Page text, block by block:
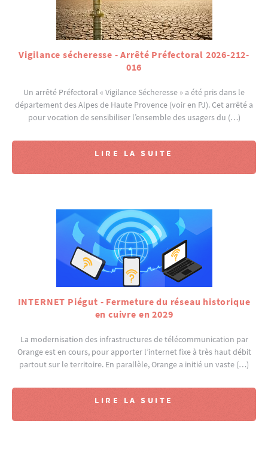
Vigilance sécheresse - Arrêté Préfectoral 2026-212-
016
Un arrêté Préfectoral « Vigilance Sécheresse » a été pris dans le
département des Alpes de Haute Provence (voir en PJ). Cet arrêté a
pour vocation de sensibiliser l’ensemble des usagers du (…)
LIRE LA SUITE
INTERNET Piégut - Fermeture du réseau historique
en cuivre en 2029
La modernisation des infrastructures de télécommunication par
Orange est en cours, pour apporter l’internet fixe à très haut débit
partout sur le territoire. En parallèle, Orange a initié un vaste (…)
LIRE LA SUITE